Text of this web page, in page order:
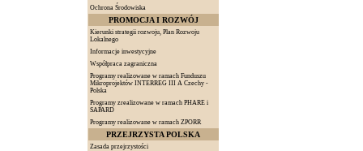
Ochrona Środowiska
PROMOCJA I ROZWÓJ
Kierunki strategii rozwoju, Plan Rozwoju
Lokalnego
Informacje inwestycyjne
Współpraca zagraniczna
Programy realizowane w ramach Funduszu
Mikroprojektów INTERREG III A Czechy -
Polska
Programy zrealizowane w ramach PHARE i
SAPARD
Programy realizowane w ramach ZPORR
PRZEJRZYSTA POLSKA
Zasada przejrzystości